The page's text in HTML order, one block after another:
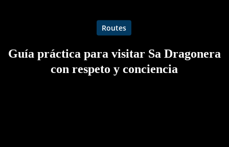
Routes
Guía práctica para visitar Sa Dragonera
con respeto y conciencia